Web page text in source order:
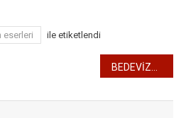
eserleri ile etiketlendi